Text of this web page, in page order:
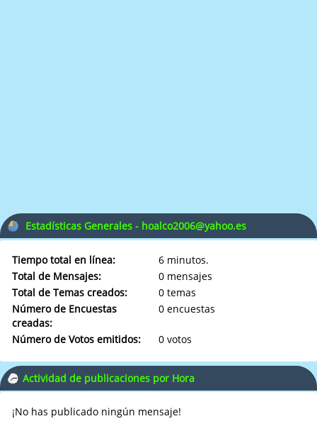
Estadísticas Generales - hoalco2006@yahoo.es
Tiempo total en línea:
6 minutos.
Total de Mensajes:
0 mensajes
Total de Temas creados:
0 temas
Número de Encuestas
creadas:
0 encuestas
Número de Votos emitidos: 0 votos
Actividad de publicaciones por Hora
¡No has publicado ningún mensaje!